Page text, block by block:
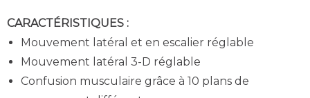
CARACTÉRISTIQUES :
Mouvement latéral et en escalier réglable
Mouvement latéral 3-D réglable
Confusion musculaire grâce à 10 plans de